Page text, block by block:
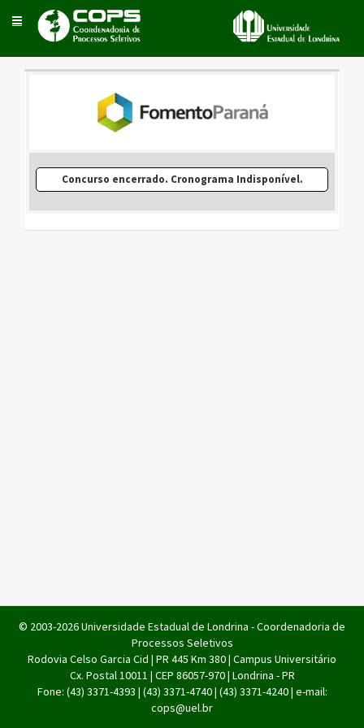
Toggle
navigation
Concurso encerrado. Cronograma Indisponível.
© 2003-2026 Universidade Estadual de Londrina - Coordenadoria de
Processos Seletivos
Rodovia Celso Garcia Cid | PR 445 Km 380 | Campus Universitário
Cx. Postal 10011 | CEP 86057-970 | Londrina - PR
Fone: (43) 3371-4393 | (43) 3371-4740 | (43) 3371-4240 | e-mail:
cops@uel.br